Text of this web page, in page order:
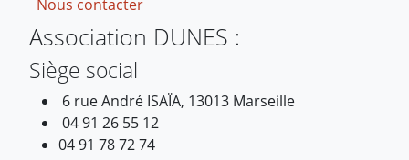
Nous contacter
Association DUNES :
Siège social
6 rue André ISAÏA, 13013 Marseille
04 91 26 55 12
04 91 78 72 74